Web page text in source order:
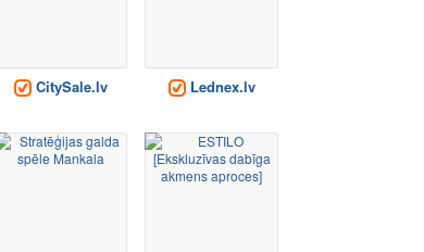
CitySale.lv Lednex.lv